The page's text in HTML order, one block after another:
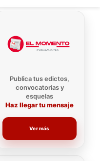
Publica tus edictos,
convocatorias y
esquelas
Haz llegar tu mensaje
Ver más